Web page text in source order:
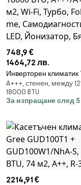
748,9 €
1464,72 лв.
Инверторен климатик
TT51TP91-1832IHWT,
A+++/A++, 40 м2, Wi-Fi,
Follow me,
A+++, стенен, между
18000 BTU
За изпращане след 5
2214,91 €